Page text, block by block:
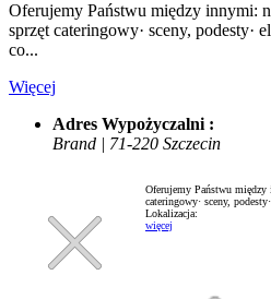
Oferujemy Państwu między innymi:
sprzęt cateringowy· sceny, podesty·
co...
Więcej
Adres Wypożyczalni :
Brand | 71-220 Szczecin
Oferujemy Państwu między
cateringowy· sceny,
Lokalizacja:
więcej